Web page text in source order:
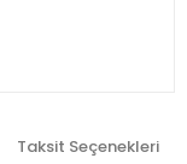
Taksit Seçenekleri